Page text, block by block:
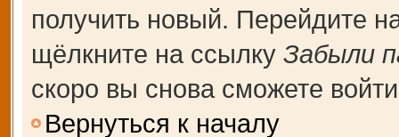
получить новый. Перейдите
щёлкните на ссылку Забыли
скоро вы снова сможете
Вернуться к началу